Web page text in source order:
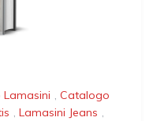
, Catalogo
, Lamasini Jeans ,